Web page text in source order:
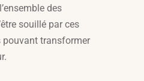
des
souillé par ces
pouvant transformer